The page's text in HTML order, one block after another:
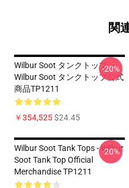
関
Wilbur Soot タンクトップ ・
Wilbur Soot タンクトップ公式
商品TP1211
￥354,525$24.45
-20%
Wilbur Soot Tank Tops - Wilbur
Soot Tank Top Official
Merchandise TP1211
-20%